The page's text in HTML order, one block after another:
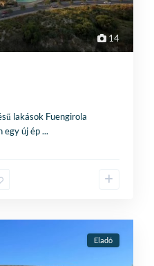
14
lakások Fuengirola
egy új ép...
Eladó